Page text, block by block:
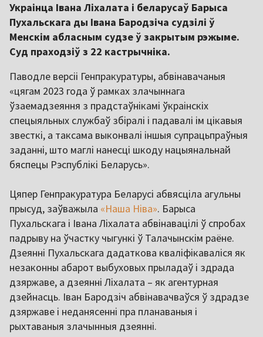
Украінца Івана Ліхалата і беларусаў Барыса
Пухальскага ды Івана Бародзіча судзілі ў
Менскім абласным судзе ў закрытым рэжыме.
Суд праходзіў з 22 кастрычніка.
Паводле версіі Генпракуратуры, абвінавачаныя
«цягам 2023 года ў рамках злачыннага
ўзаемадзеяння з прадстаўнікамі ўкраінскіх
спецыяльных службаў збіралі і падавалі ім цікавыя
звесткі, а таксама выконвалі іншыя супрацьпраўныя
заданні, што маглі нанесці шкоду нацыянальнай
бяспецы Рэспублікі Беларусь».
Цяпер Генпракуратура Беларусі абвясціла агульны
прысуд, заўважыла «Наша Ніва». Барыса
Пухальскага і Івана Ліхалата абвінавацілі ў спробах
падрыву на ўчастку чыгункі ў Талачынскім раёне.
Дзеянні Пухальскага дадаткова кваліфікаваліся як
незаконны абарот выбуховых прыладаў і здрада
дзяржаве, а дзеянні Ліхалата – як агентурная
дзейнасць. Іван Бародзіч абвінавачваўся ў здрадзе
дзяржаве і неданясенні пра планаваныя і
рыхтаваныя злачынныя дзеянні.